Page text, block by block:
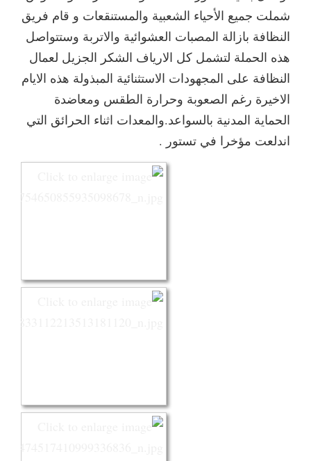
شملت جميع الأحياء الشعبية والمستنقعات و قام فريق
النظافة بازالة المصبات العشوائية والاتربة وستتواصل
هذه الحملة لتشمل كل الارياف الشكر الجزيل لعمال
النظافة على المجهودات الاستثنائية المبذولة هذه الايام
الاخيرة رغم الصعوبة وحرارة الطقس ومعاضدة
الحماية المدنية بالسواعد.والمعدات اثناء الحرائق التي
اندلعت مؤخرا في تستور .